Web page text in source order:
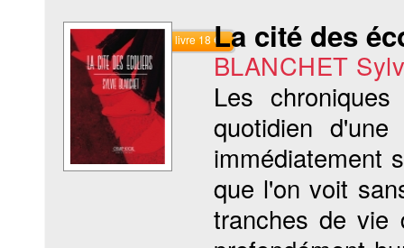
Commander le livre 18 €La cité des
BLANCHET
Les
quotidien
immédiatement
que l'on voit
tranches de vie